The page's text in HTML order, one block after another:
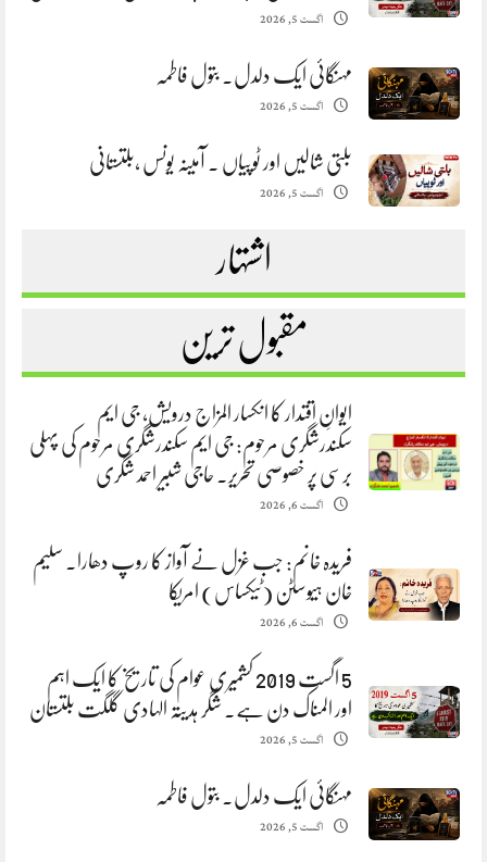
اگست 5, 2026
مہنگائی ایک دلدل. بتول فاطمہ
اگست 5, 2026
بلتی شالیں اور ٹوپیاں . آمینہ یونس ،بلتستانی
اگست 5, 2026
اشتہار
مقبول ترین
ایوانِ اقتدار کا انکسار المزاج درویش، جی ایم
سکندرشگری مرحوم: جی ایم سکندرشگری مرحوم کی پہلی
برسی پر خصوصی تحریر. حاجی شبیر احمد شگری
اگست 6, 2026
فریدہ خانم: جب غزل نے آواز کا روپ دھارا. سلیم
خان ہیوسٹن (ٹیکساس) امریکا
اگست 6, 2026
5 اگست 2019 کشمیری عوام کی تاریخ کا ایک اہم
اور المناک دن ہے. شگر ہدیتہ الہادی گلگت بلتستان
اگست 5, 2026
مہنگائی ایک دلدل. بتول فاطمہ
اگست 5, 2026